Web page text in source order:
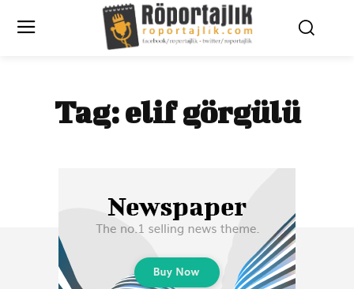
Tag:elif görgülü